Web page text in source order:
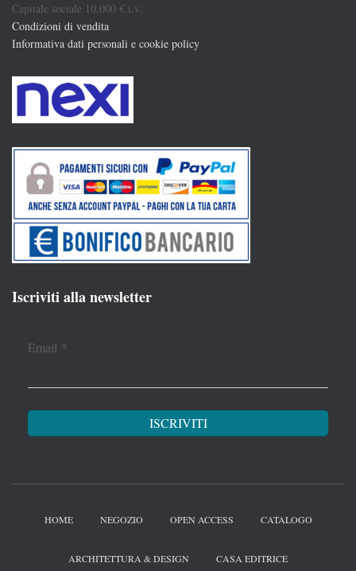
Capitale sociale 10.000 € i.v.
Condizioni di vendita
Informativa dati personali e cookie policy
Iscriviti alla newsletter
Email *
HOME NEGOZIO OPEN ACCESS CATALOGO
ARCHITETTURA & DESIGN CASA EDITRICE